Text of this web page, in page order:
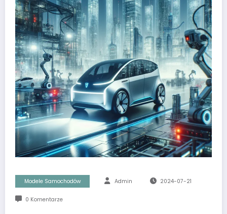
Modele Samochodów Admin 2024-07-21
0 Komentarze